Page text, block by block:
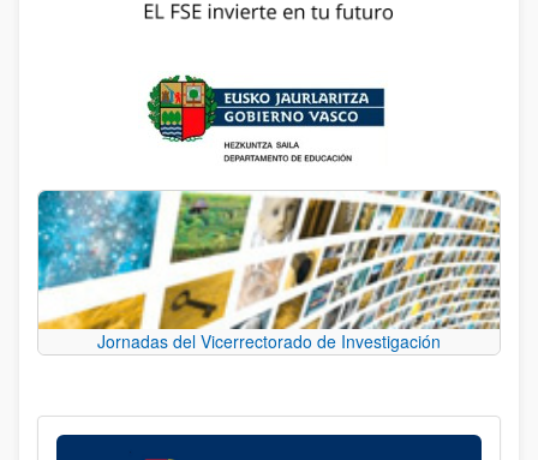
Jornadas del Vicerrectorado de Investigación